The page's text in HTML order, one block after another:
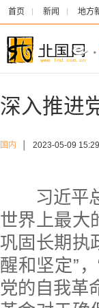
首页 新闻 地方
深入推进
国内 2023-05-09 15:29
习近平总
世界上最大
巩固长期执
醒和坚定”
党的自我革